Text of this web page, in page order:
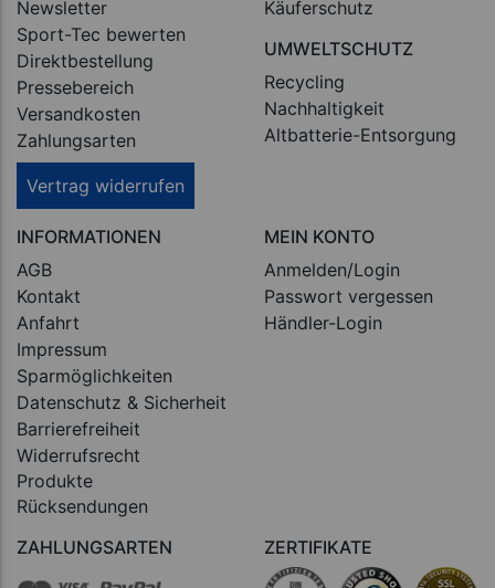
Newsletter
Sport-Tec bewerten
Direktbestellung
Pressebereich
Versandkosten
Zahlungsarten
Vertrag widerrufen
Käuferschutz
UMWELTSCHUTZ
Recycling
Nachhaltigkeit
Altbatterie-Entsorgung
INFORMATIONEN
AGB
Kontakt
Anfahrt
Impressum
Sparmöglichkeiten
Datenschutz & Sicherheit
Barrierefreiheit
Widerrufsrecht
Produkte
Rücksendungen
MEIN KONTO
Anmelden/Login
Passwort vergessen
Händler-Login
ZAHLUNGSARTEN ZERTIFIKATE